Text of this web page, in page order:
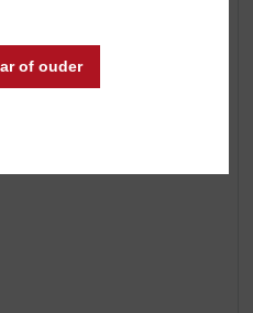
of ouder